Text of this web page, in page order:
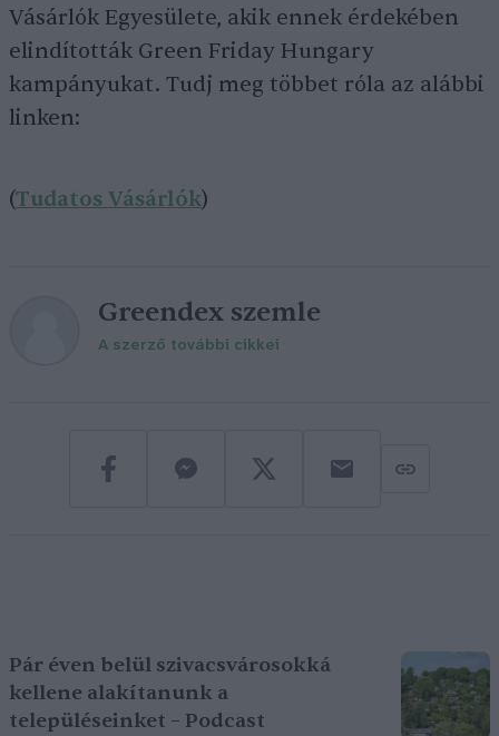
Vásárlók Egyesülete, akik ennek érdekében
elindították Green Friday Hungary
kampányukat. Tudj meg többet róla az alábbi
linken:
(Tudatos Vásárlók)
Greendex szemle
A szerző további cikkei
Pár éven belül szivacsvárosokká
kellene alakítanunk a
településeinket – Podcast